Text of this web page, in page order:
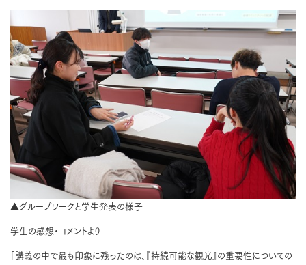
▲グループワークと学生発表の様子
学生の感想・コメントより
「講義の中で最も印象に残ったのは、『持続可能な観光』の重要性についての